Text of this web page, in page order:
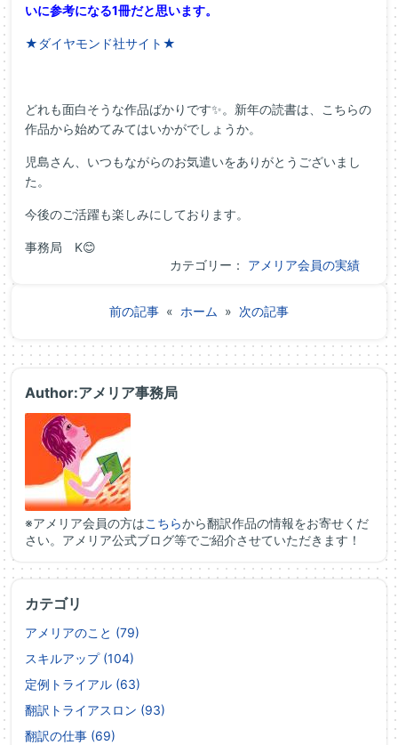
いに参考になる1冊だと思います。
★ダイヤモンド社サイト★
どれも面白そうな作品ばかりです✨。新年の読書は、こちらの
作品から始めてみてはいかがでしょうか。
児島さん、いつもながらのお気遣いをありがとうございまし
た。
今後のご活躍も楽しみにしております。
事務局 K😊
カテゴリー： アメリア会員の実績
前の記事 « ホーム » 次の記事
Author:アメリア事務局
※アメリア会員の方はこちらから翻訳作品の情報をお寄せくだ
さい。アメリア公式ブログ等でご紹介させていただきます！
カテゴリ
アメリアのこと (79)
スキルアップ (104)
定例トライアル (63)
翻訳トライアスロン (93)
翻訳の仕事 (69)